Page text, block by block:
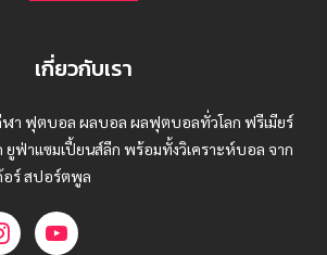
เกี่ยวกับเรา
ฬา ฟุตบอล ผลบอล ผลฟุตบอลทั่วโลก ฟรีเมียร์
ฟ่าแซมเปี้ยนส์ลีก พร้อมทั้งวิเคราะห์บอล จาก
อร์ สปอร์ตพูล